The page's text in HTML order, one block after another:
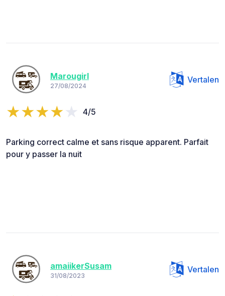
Marougirl
27/08/2024
Vertalen
4/5
Parking correct calme et sans risque apparent. Parfait
pour y passer la nuit
amaiikerSusam
31/08/2023
Vertalen